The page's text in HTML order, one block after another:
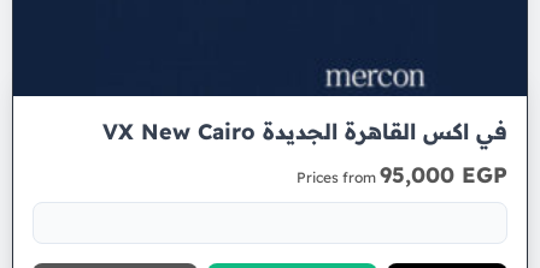
في اكس القاهرة الجديدة VX New Cairo
Prices from 95,000 EGP